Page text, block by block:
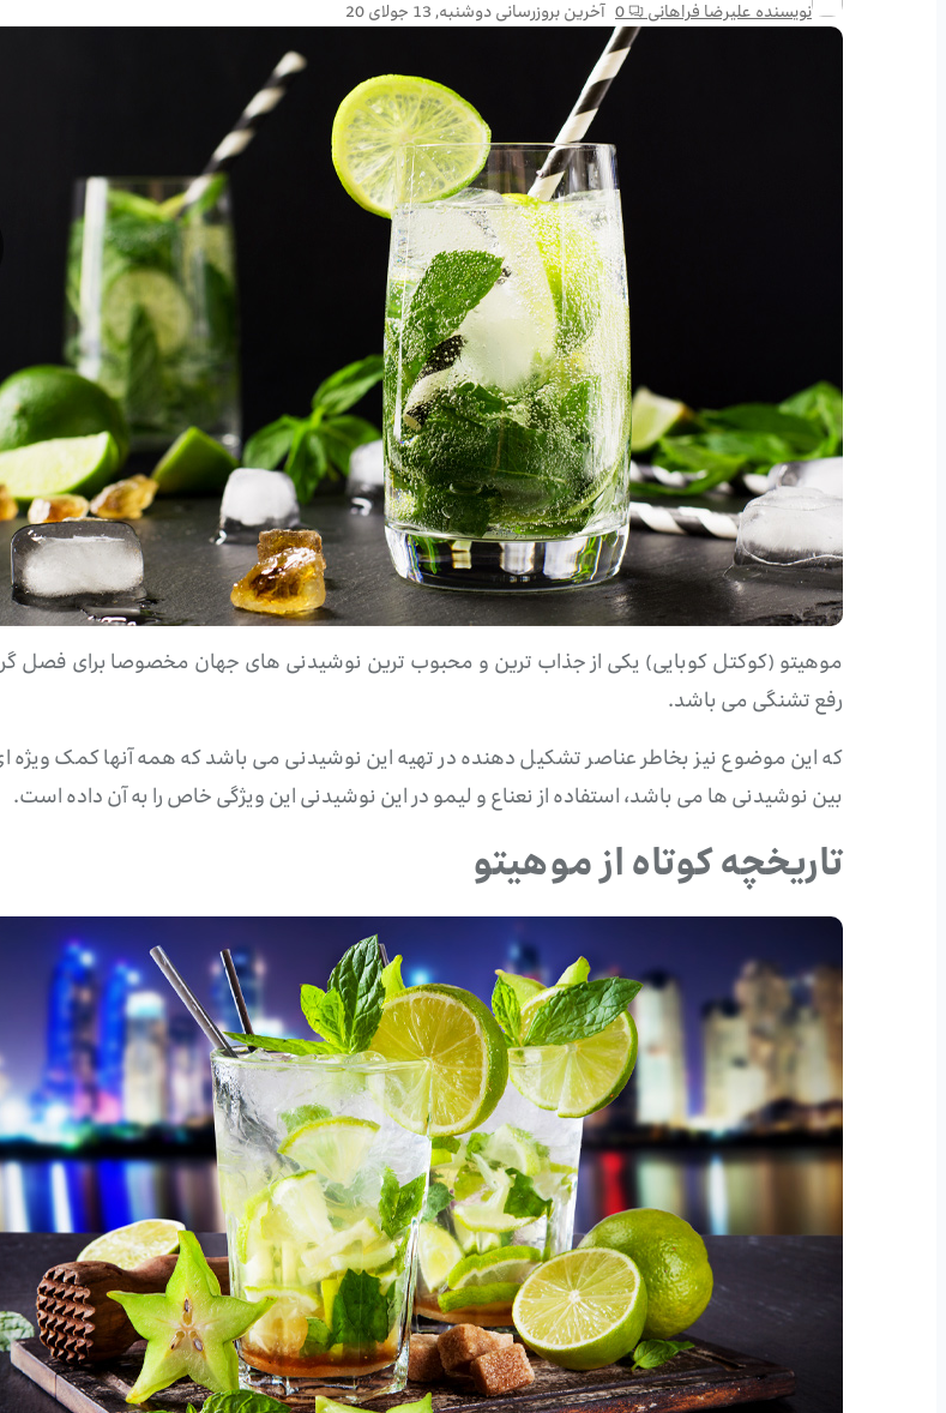
نویسندهعلیرضا فراهانی 0 آخرین بروزرسانیدوشنبه, 13 جولای 20
موهیتو (کوکتل کوبایی) یکی از جذاب ترین و محبوب ترین نوشیدنی های جهان مخصوصا برای
رفع تشنگی می باشد.
که این موضوع نیز بخاطر عناصر تشکیل دهنده در تهیه این نوشیدنی می باشد که همه آنها کمک ویژه
بین نوشیدنی ها می باشد، استفاده از نعناع و لیمو در این نوشیدنی این ویژگی خاص را به آن داده است.
تاریخچه کوتاه از موهیتو